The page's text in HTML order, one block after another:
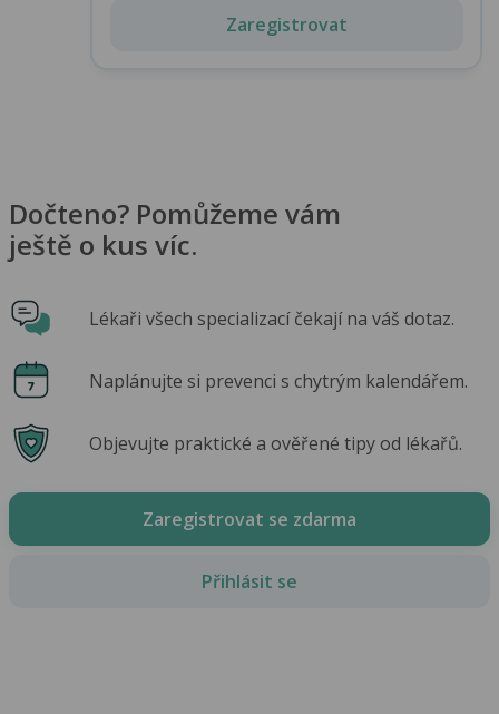
Zaregistrovat
Dočteno? Pomůžeme vám
ještě o kus víc.
Lékaři všech specializací čekají na váš dotaz.
Naplánujte si prevenci s chytrým kalendářem.
Objevujte praktické a ověřené tipy od lékařů.
Zaregistrovat se zdarma
Přihlásit se